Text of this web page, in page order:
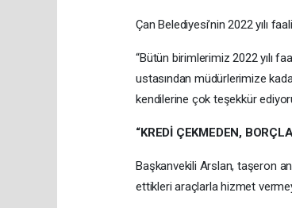
Çan Belediyesi’nin 2022 yılı
“Bütün birimlerimiz 2022 yılı
ustasından müdürlerimize
kendilerine çok teşekkür
“KREDİ ÇEKMEDEN,
Başkanvekili Arslan, taşeron
ettikleri araçlarla hizmet